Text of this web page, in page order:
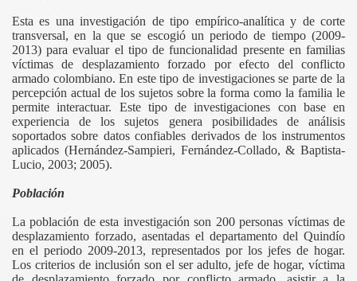
Esta es una investigación de tipo empírico-analítica y de corte
transversal, en la que se escogió un periodo de tiempo (2009-
2013) para evaluar el tipo de funcionalidad presente en familias
víctimas de desplazamiento forzado por efecto del conflicto
armado colombiano. En este tipo de investigaciones se parte de la
percepción actual de los sujetos sobre la forma como la familia le
permite interactuar. Este tipo de investigaciones con base en
experiencia de los sujetos genera posibilidades de análisis
soportados sobre datos confiables derivados de los instrumentos
aplicados (Hernández-Sampieri, Fernández-Collado, & Baptista-
Lucio, 2003; 2005).
Población
La población de esta investigación son 200 personas víctimas de
desplazamiento forzado, asentadas el departamento del Quindío
en el periodo 2009-2013, representados por los jefes de hogar.
Los criterios de inclusión son el ser adulto, jefe de hogar, víctima